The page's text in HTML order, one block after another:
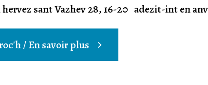
sant Vazhev 28, 16-20 adezit-int en
/ En savoir plus "An